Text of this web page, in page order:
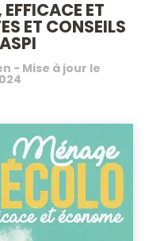
ET
ET CONSEILS
- Mise à jour le